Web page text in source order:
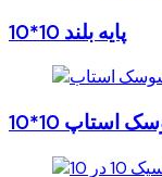
10*10 پایه بلند
سوسک استاپ